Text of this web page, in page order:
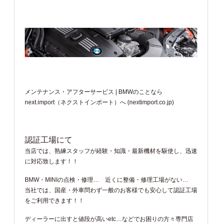
メンテナンス・アフターサービス | BMWのことなら
next.import（ネクストインポート）へ (nextimport.co.jp)
認証工場にて
当店では、熟練スタッフが経験・知識・最新機材を駆使し、迅速
に対応致します！！
BMW・MINIの点検・修理… 近くに整備・修理工場がない…
当社では、国産・外車問わず一般のお客様でも安心して認証工場
をご利用できます！！
ディーラーに出すと値段が高いetc…などでお困りの方々専門店